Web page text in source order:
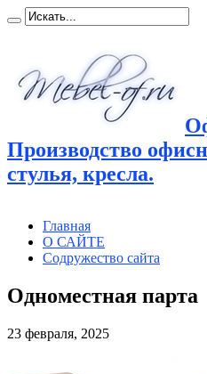
Производство
стулья, кресла.
Главная
О САЙТЕ
Содружество сайта
Одноместная парта
23 февраля, 2025